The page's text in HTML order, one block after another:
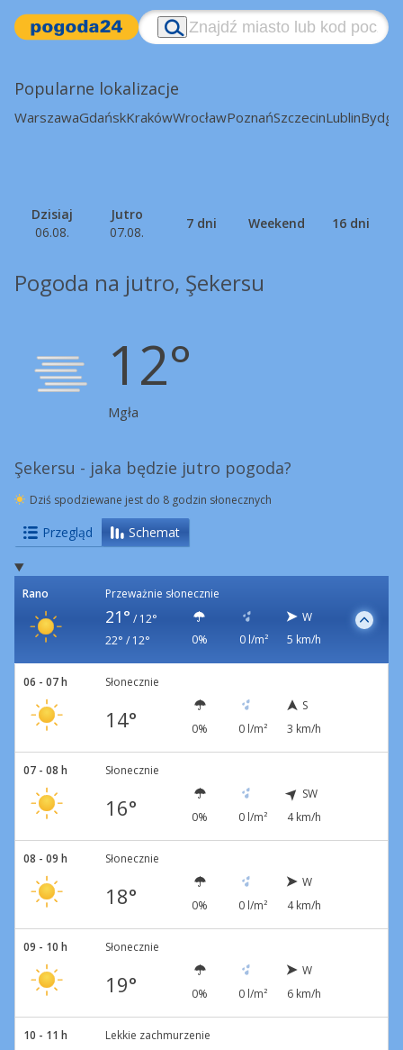
Popularne lokalizacje
WarszawaGdańskKrakówWrocławPoznańSzczecinLublin
Dzisiaj
06.08.
Jutro
07.08.
7 dni Weekend 16 dni
Pogoda na jutro, Şekersu
12°
Mgła
Şekersu - jaka będzie jutro pogoda?
Dziś spodziewane jest do 8 godzin słonecznych
Przegląd Schemat
Rano Przeważnie słonecznie
21° / 12°
22° / 12°
0% 0 l/m²
W
5 km/h
06 - 07 h Słonecznie
14° 0% 0 l/m²
S
3 km/h
07 - 08 h Słonecznie
16° 0% 0 l/m²
SW
4 km/h
08 - 09 h Słonecznie
18° 0% 0 l/m²
W
4 km/h
09 - 10 h Słonecznie
19° 0% 0 l/m²
W
6 km/h
10 - 11 h Lekkie zachmurzenie